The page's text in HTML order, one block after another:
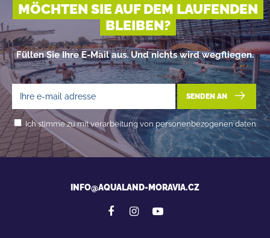
MÖCHTEN SIE AUF DEM LAUFENDEN
BLEIBEN?
Füllen Sie Ihre E-Mail aus. Und nichts wird wegfliegen.
SENDEN AN
Ich stimme zu mit verarbeitung von personenbezogenen daten
INFO@AQUALAND-MORAVIA.CZ